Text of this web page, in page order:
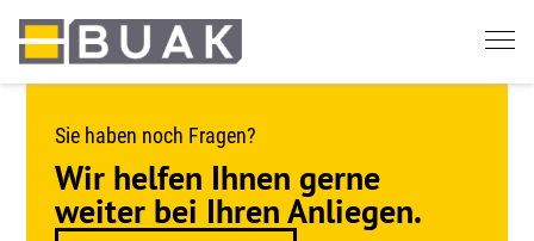
Springe
zum
Sie haben noch Fragen?
Wir helfen Ihnen gerne
weiter bei Ihren Anliegen.